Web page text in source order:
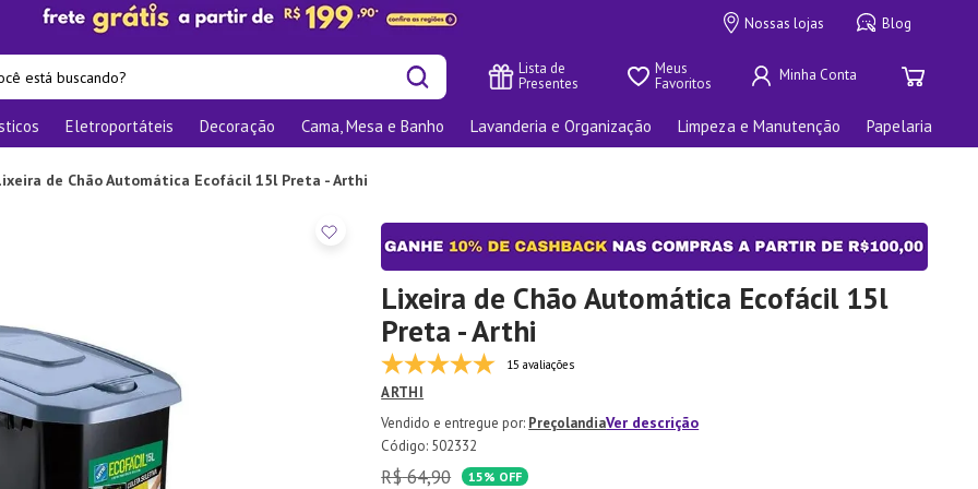
Nossas lojas Blog
está buscando?
Lista de
Presentes
Meus
Favoritos
Eletroportáteis Decoração Cama, Mesa e Banho Lavanderia e Organização Limpeza e Manutenção Papelaria
de Chão Automática Ecofácil 15l Preta - Arthi
Lixeira de Chão Automática Ecofácil 15l
Preta - Arthi
15 avaliações
ARTHI
PreçolandiaVer descrição
: 502332
R$ 64,90 15% OFF
buscados